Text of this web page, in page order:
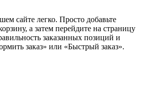
сайте легко. Просто добавьте
а затем перейдите на страницу
заказанных позиций и
заказ» или «Быстрый заказ».